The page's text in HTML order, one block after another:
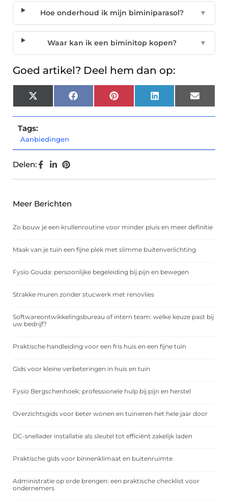
Hoe onderhoud ik mijn biminiparasol? ▼
Waar kan ik een biminitop kopen? ▼
Goed artikel? Deel hem dan op:
X
(Twitter)
Facebook Pinterest LinkedIn Email
Tags:
Aanbiedingen
Delen:
Meer Berichten
Zo bouw je een krullenroutine voor minder pluis en meer definitie
Maak van je tuin een fijne plek met slimme buitenverlichting
Fysio Gouda: persoonlijke begeleiding bij pijn en bewegen
Strakke muren zonder stucwerk met renovlies
Softwareontwikkelingsbureau of intern team: welke keuze past bij
uw bedrijf?
Praktische handleiding voor een fris huis en een fijne tuin
Gids voor kleine verbeteringen in huis en tuin
Fysio Bergschenhoek: professionele hulp bij pijn en herstel
Overzichtsgids voor beter wonen en tuinieren het hele jaar door
DC-snellader installatie als sleutel tot efficiënt zakelijk laden
Praktische gids voor binnenklimaat en buitenruimte
Administratie op orde brengen: een praktische checklist voor
ondernemers